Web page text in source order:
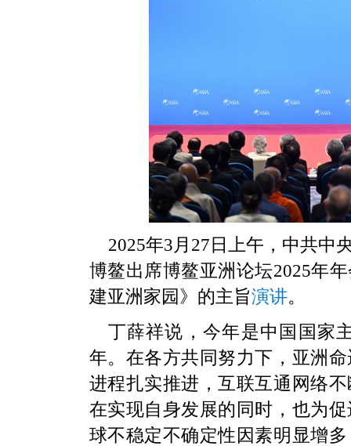
2025年3月27日上午，中共中
博鳌出席博鳌亚洲论坛2025年
建亚洲家园》的主旨演讲。
丁薛祥说，今年是中国国家
年。在各方共同努力下，亚洲
进程扎实推进，互联互通网络
在实现自身发展的同时，也为
球不稳定不确定性因素明显增